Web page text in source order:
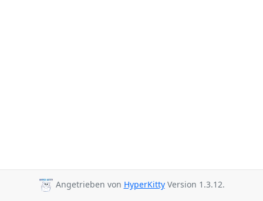
Angetrieben von HyperKittyVersion 1.3.12.